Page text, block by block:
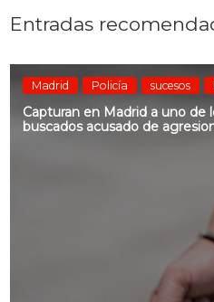
Entradas
Madrid Policía sucesos
Capturan en Madrid a uno de
buscados acusado de